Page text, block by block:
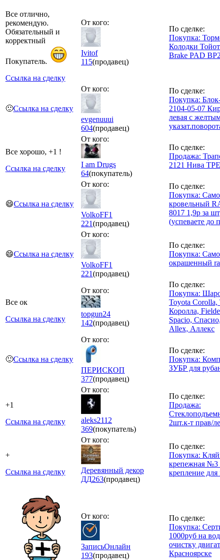
Все отлично,
рекомендую.
Обязательный и
корректный
Покупатель.
Ссылка на сделку
От кого:
Ivitof
115(продавец)
По сделке:
Покупка:
Колодки
Brake PAD
🙂Ссылка на сделку
От кого:
evgenuuui
604(продавец)
По сделке:
Покупка:
2104-05-07
левая с
Все хорошо, +1 !
Ссылка на сделку
От кого:
I am Drugs
64(покупатель)
По сделке:
Продажа:
2121 Нива
😄Ссылка на сделку
От кого:
VolkoFF1
221(продавец)
По сделке:
Покупка:
кровельный
8017 1,9р за
(успеваете до
😄Ссылка на сделку
От кого:
VolkoFF1
221(продавец)
По сделке:
Покупка:
окрашенный
Все ок
Ссылка на сделку
От кого:
topgun24
142(продавец)
По сделке:
Покупка:
Toyota Corolla,
Королла,
Spacio,
Allex, Аллекс
🙂Ссылка на сделку
От кого:
ПЕРИСКОП
377(продавец)
По сделке:
Покупка:
ЗУБР для
+1
Ссылка на сделку
От кого:
aleks2112
369(покупатель)
По сделке:
Продажа:
2шт.к-т прав/
+
Ссылка на сделку
От кого:
Деревянный декор
ДД263(продавец)
По сделке:
Покупка:
крепежная
крепление для
От кого:
ЗаписьОнлайн
193(продавец)
По сделке:
Покупка:
1000руб на
очистку
Красноярске